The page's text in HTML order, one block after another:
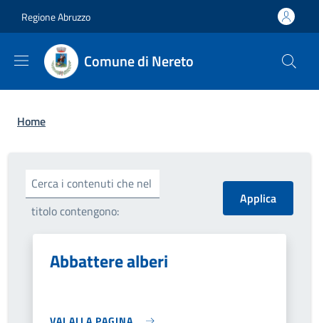
Regione Abruzzo
Comune di Nereto
Briciole di pane
Home
Cerca i contenuti che nel
titolo contengono:
Abbattere alberi